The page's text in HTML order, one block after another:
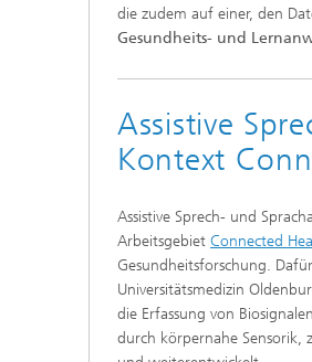
die zudem auf einer, den
Gesundheits- und
Assistive
Kontext
Assistive Sprech- und
Arbeitsgebiet Connected
Gesundheitsforschung.
Universitätsmedizin
die Erfassung von
durch körpernahe Sensorik,